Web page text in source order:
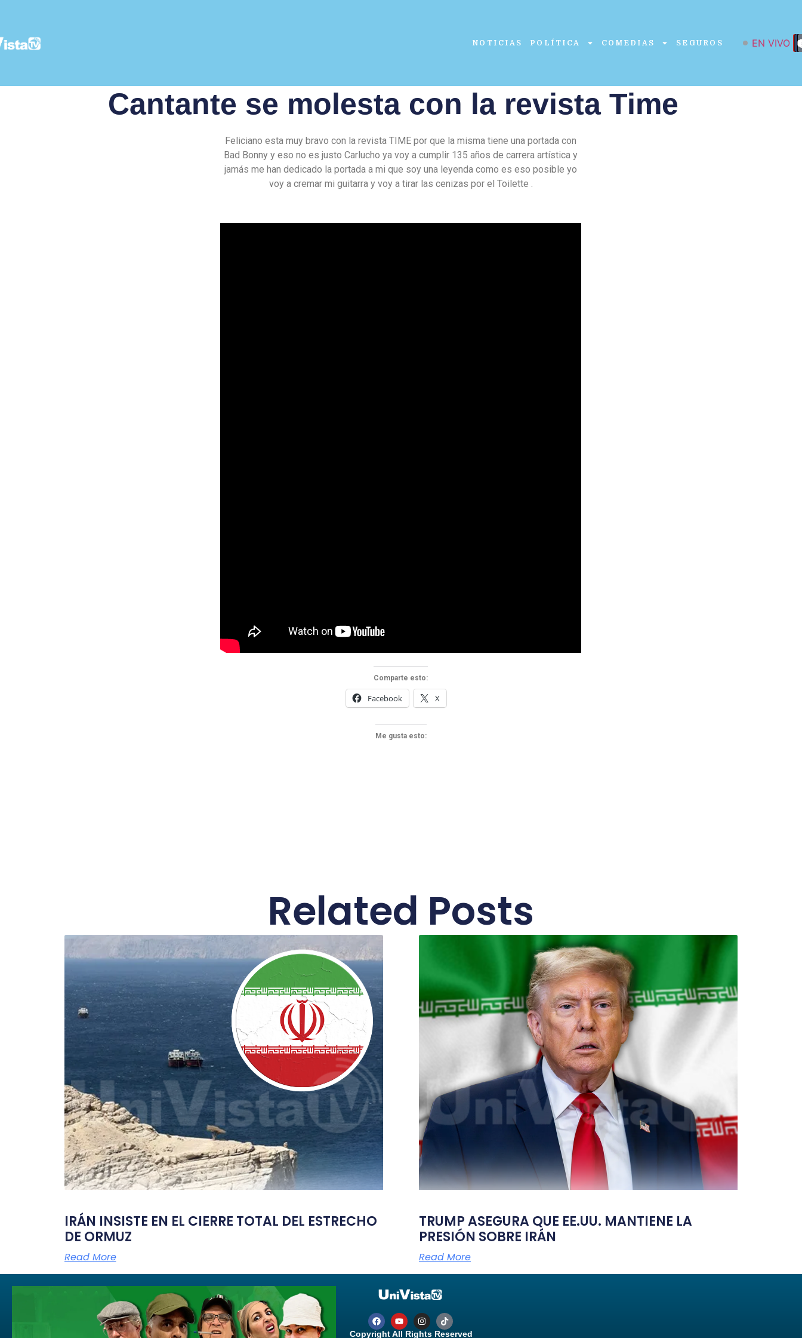
NOTICIAS POLÍTICA COMEDIAS SEGUROS EN VIVO
Cantante se molesta con la revista Time
Feliciano esta muy bravo con la revista TIME por que la misma tiene una portada con
Bad Bonny y eso no es justo Carlucho ya voy a cumplir 135 años de carrera artística y
jamás me han dedicado la portada a mi que soy una leyenda como es eso posible yo
voy a cremar mi guitarra y voy a tirar las cenizas por el Toilette .
Comparte esto:
Facebook X
Me gusta esto:
Related Posts
IRÁN INSISTE EN EL CIERRE TOTAL DEL ESTRECHO
DE ORMUZ
Read More
TRUMP ASEGURA QUE EE.UU. MANTIENE LA
PRESIÓN SOBRE IRÁN
Read More
Copyright All Rights Reserved